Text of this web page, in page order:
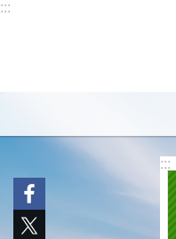
跳到主要內容區塊
:::
:::